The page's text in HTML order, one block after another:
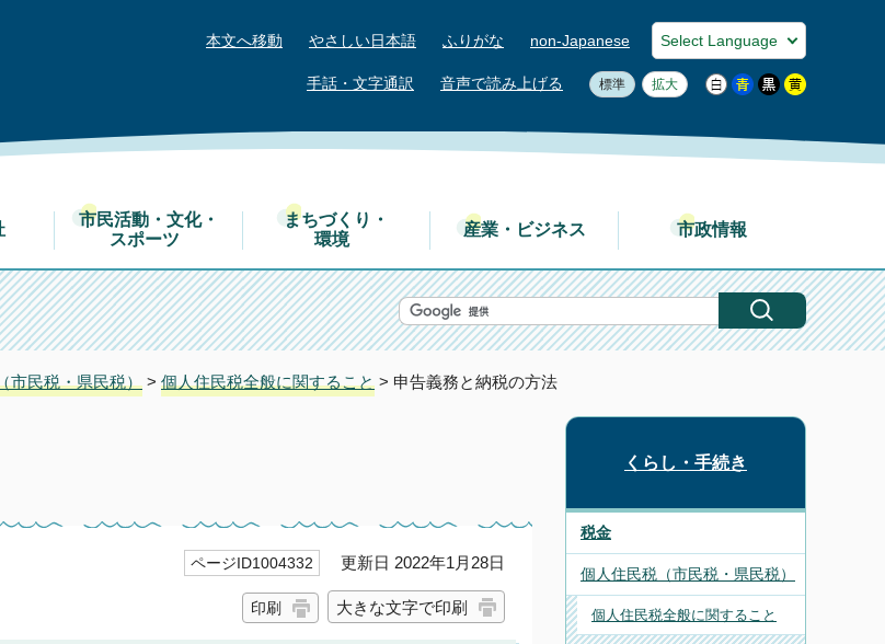
本文へ移動 やさしい日本語 ふりがな non-Japanese
手話・文字通訳 音声で読み上げる 標準 拡大
市民活動・文化・
スポーツ
まちづくり・
環境
産業・ビジネス 市政情報
市民税・県民税） > 個人住民税全般に関すること > 申告義務と納税の方法
ページID1004332 更新日 2022年1月28日
印刷 大きな文字で印刷
くらし・手続き
税金
個人住民税（市民税・県民税）
個人住民税全般に関すること